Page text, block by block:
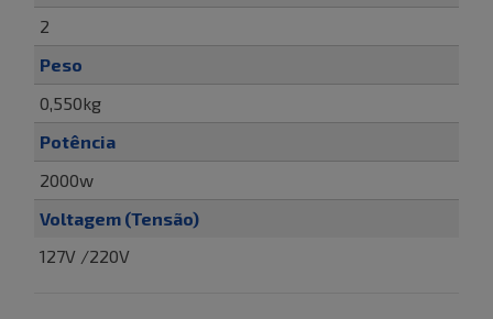
2
Peso
0,550kg
Potência
2000w
Voltagem (Tensão)
127V /220V